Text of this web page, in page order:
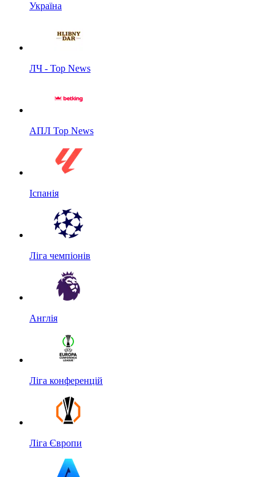
Україна
ЛЧ - Top News
АПЛ Top News
Іспанія
Ліга чемпіонів
Англія
Ліга конференцій
Ліга Європи